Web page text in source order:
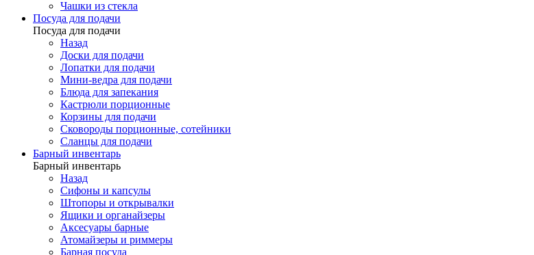
Чашки из стекла
Посуда для подачи
Посуда для подачи
Назад
Доски для подачи
Лопатки для подачи
Мини-ведра для подачи
Блюда для запекания
Кастрюли порционные
Корзины для подачи
Сковороды порционные, сотейники
Сланцы для подачи
Барный инвентарь
Барный инвентарь
Назад
Сифоны и капсулы
Штопоры и открывалки
Ящики и органайзеры
Аксесуары барные
Атомайзеры и риммеры
Барная посуда